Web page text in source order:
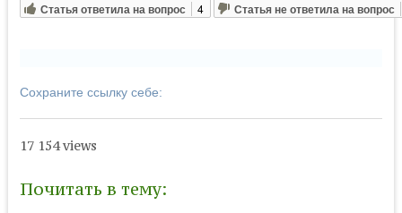
Статья ответила на вопрос 4 Статья не ответила на вопрос
Сохраните ссылку себе:
17 154 views
Почитать в тему: